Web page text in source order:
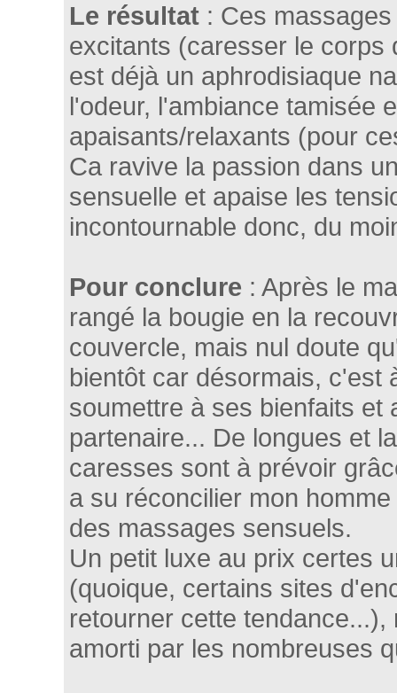
Le résultat : Ces
excitants (caresser le corps
est déjà un aphrodisiaque
l'odeur, l'ambiance tamisée
apaisants/relaxants (pour
Ca ravive la passion dans
sensuelle et apaise les
incontournable donc, du
Pour conclure : Après le
rangé la bougie en la
couvercle, mais nul doute
bientôt car désormais, c'est
soumettre à ses bienfaits et
partenaire... De longues et
caresses sont à prévoir
a su réconcilier mon
des massages sensuels.
Un petit luxe au prix certes
(quoique, certains sites
retourner cette tendance...),
amorti par les nombreuses